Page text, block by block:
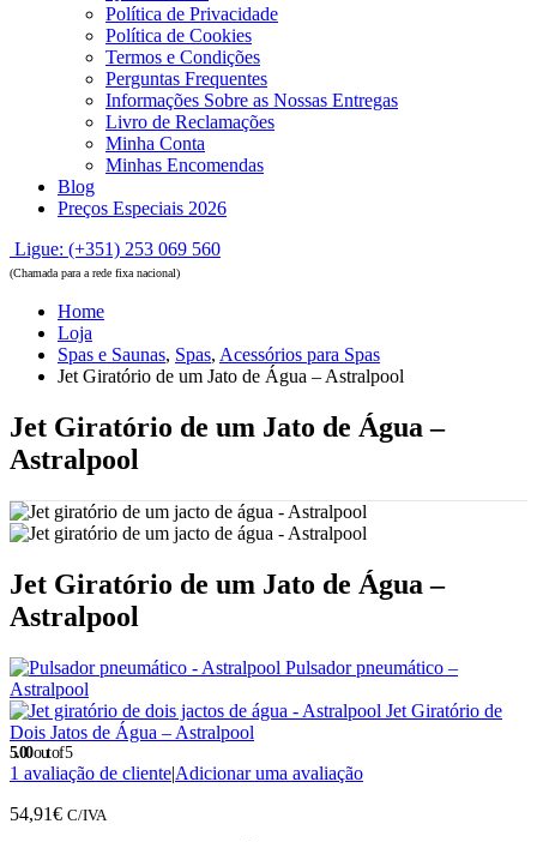
Política de Privacidade
Política de Cookies
Termos e Condições
Perguntas Frequentes
Informações Sobre as Nossas Entregas
Livro de Reclamações
Minha Conta
Minhas Encomendas
Blog
Preços Especiais 2026
Ligue: (+351) 253 069 560
(Chamada para a rede fixa nacional)
Home
Loja
Spas e Saunas, Spas, Acessórios para Spas
Jet Giratório de um Jato de Água – Astralpool
Jet Giratório de um Jato de Água –
Astralpool
Jet Giratório de um Jato de Água –
Astralpool
Pulsador pneumático –
Astralpool
Jet Giratório de
Dois Jatos de Água – Astralpool
5.00out of 5
1 avaliação de cliente|Adicionar uma avaliação
54,91€ C/IVA